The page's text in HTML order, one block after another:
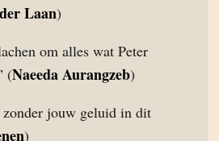
Laan)
om alles wat Peter
(Naeeda Aurangzeb)
zonder jouw geluid in dit
)